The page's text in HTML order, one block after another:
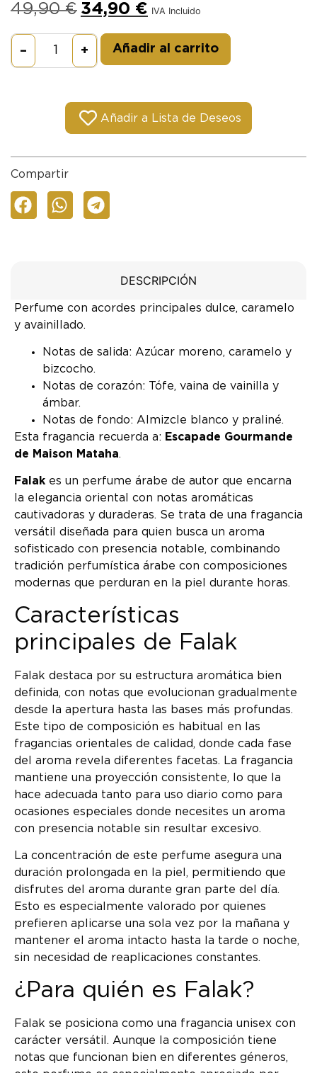
49,90€ 34,90 € IVA Incluido
– + Añadir al carrito
Añadir a Lista de Deseos
Compartir
DESCRIPCIÓN
Perfume con acordes principales dulce, caramelo
y avainillado.
Notas de salida: Azúcar moreno, caramelo y
bizcocho.
Notas de corazón: Tófe, vaina de vainilla y
ámbar.
Notas de fondo: Almizcle blanco y praliné.
Esta fragancia recuerda a: Escapade Gourmande
de Maison Mataha.
Falak es un perfume árabe de autor que encarna
la elegancia oriental con notas aromáticas
cautivadoras y duraderas. Se trata de una fragancia
versátil diseñada para quien busca un aroma
sofisticado con presencia notable, combinando
tradición perfumística árabe con composiciones
modernas que perduran en la piel durante horas.
Características
principales de Falak
Falak destaca por su estructura aromática bien
definida, con notas que evolucionan gradualmente
desde la apertura hasta las bases más profundas.
Este tipo de composición es habitual en las
fragancias orientales de calidad, donde cada fase
del aroma revela diferentes facetas. La fragancia
mantiene una proyección consistente, lo que la
hace adecuada tanto para uso diario como para
ocasiones especiales donde necesites un aroma
con presencia notable sin resultar excesivo.
La concentración de este perfume asegura una
duración prolongada en la piel, permitiendo que
disfrutes del aroma durante gran parte del día.
Esto es especialmente valorado por quienes
prefieren aplicarse una sola vez por la mañana y
mantener el aroma intacto hasta la tarde o noche,
sin necesidad de reaplicaciones constantes.
¿Para quién es Falak?
Falak se posiciona como una fragancia unisex con
carácter versátil. Aunque la composición tiene
notas que funcionan bien en diferentes géneros,